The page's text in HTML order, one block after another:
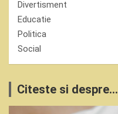
Divertisment
Educatie
Politica
Social
Citeste si despre...